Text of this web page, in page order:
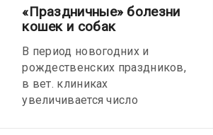
«Праздничные» болезни
кошек и собак
В период новогодних и
рождественских праздников,
в вет. клиниках
увеличивается число